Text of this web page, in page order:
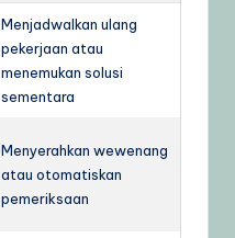
Menjadwalkan ulang
pekerjaan atau
menemukan solusi
sementara
Menyerahkan wewenang
atau otomatiskan
pemeriksaan